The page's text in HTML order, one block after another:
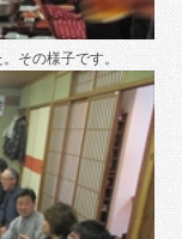
その様子です。